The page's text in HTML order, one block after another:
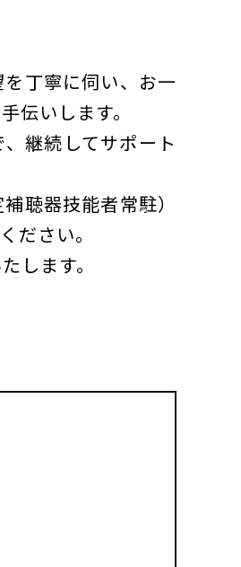
丁寧に伺い、お一
伝いします。
継続してサポート
聴器技能者常駐）
ださい。
します。